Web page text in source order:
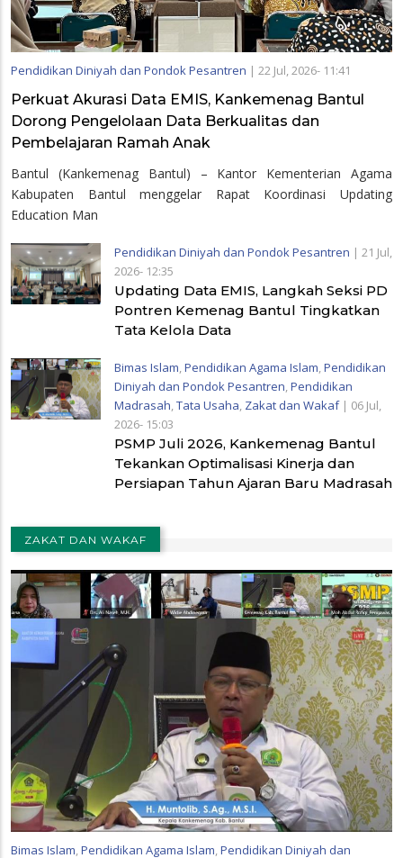
Pendidikan Diniyah dan Pondok Pesantren | 22 Jul, 2026- 11:41
Perkuat Akurasi Data EMIS, Kankemenag Bantul
Dorong Pengelolaan Data Berkualitas dan
Pembelajaran Ramah Anak
Bantul (Kankemenag Bantul) – Kantor Kementerian Agama
Kabupaten Bantul menggelar Rapat Koordinasi Updating
Education Man
Pendidikan Diniyah dan Pondok Pesantren | 21 Jul,
2026- 12:35
Updating Data EMIS, Langkah Seksi PD
Pontren Kemenag Bantul Tingkatkan
Tata Kelola Data
Bimas Islam Pendidikan Agama Islam Pendidikan
Diniyah dan Pondok Pesantren Pendidikan
Madrasah Tata Usaha Zakat dan Wakaf| 06 Jul,
2026- 15:03
PSMP Juli 2026, Kankemenag Bantul
Tekankan Optimalisasi Kinerja dan
Persiapan Tahun Ajaran Baru Madrasah
ZAKAT DAN WAKAF
Bimas Islam,Pendidikan Agama Islam,Pendidikan Diniyah dan